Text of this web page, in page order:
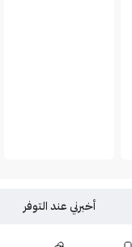
أخبرني عند التوفر